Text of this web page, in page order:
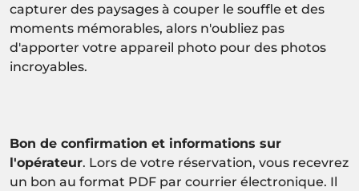
capturer des paysages à couper le souffle et des
moments mémorables, alors n'oubliez pas
d'apporter votre appareil photo pour des photos
incroyables.
Bon de confirmation et informations sur
l'opérateur. Lors de votre réservation, vous recevrez
un bon au format PDF par courrier électronique. Il